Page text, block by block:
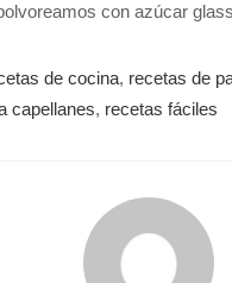
con azúcar
de cocina, recetas de
capellanes, recetas fáciles